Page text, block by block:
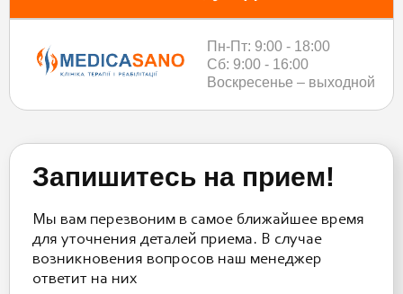
Пн-Пт: 9:00 - 18:00
Сб: 9:00 - 16:00
Воскресенье – выходной
Запишитесь на прием!
Мы вам перезвоним в самое ближайшее время
для уточнения деталей приема. В случае
возникновения вопросов наш менеджер
ответит на них